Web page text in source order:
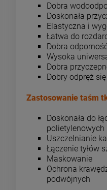
Dobra
Doskonała
Elastyczna i
Łatwa do
Dobra
Wysoka
Dobra
Dobry odpręż
Zastosowanie taśm
Doskonała do
polietylenowych
Uszczelnianie
Łączenie tyłów
Maskowanie
Ochrona
podwójnych